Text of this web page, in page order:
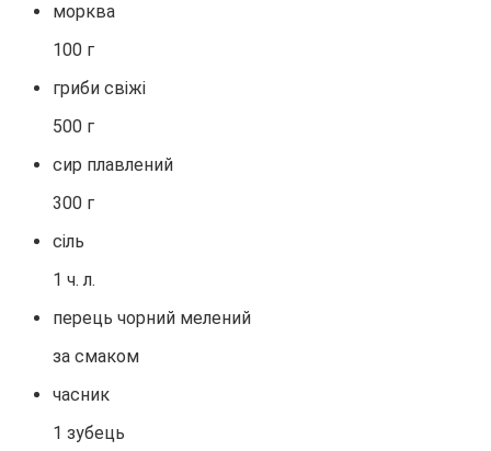
морква
100 г
гриби свіжі
500 г
сир плавлений
300 г
сіль
1 ч. л.
перець чорний мелений
за смаком
часник
1 зубець